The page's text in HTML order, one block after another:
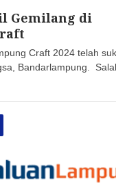
Gemilang di
Craft 2024 telah
Bandarlampung.